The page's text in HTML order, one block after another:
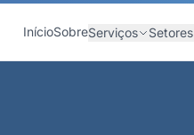
InícioSobreServiços Setores